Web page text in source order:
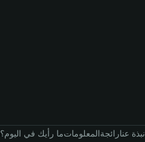
ما رأيك في اليوم؟المعلوماترائجةنبذة عنا